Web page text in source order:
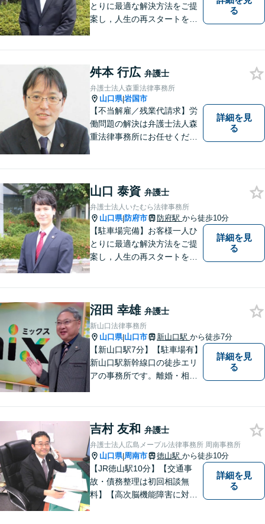
とりに最適な解決方法をご提
案し，人生の再スタートをお
無料】お気軽にご相談くださ
い。
る
舛本 行広 弁護士
弁護士法人森重法律事務所
山口県|岩国市
【不当解雇／残業代請求】労
働問題の解決は弁護士法人森
重法律事務所にお任せくださ
詳細を見
る
山口 泰資 弁護士
弁護士法人いたむら法律事務所
山口県|防府市 防府駅 から徒歩10分
【駐車場完備】お客様一人ひ
とりに最適な解決方法をご提
案し，人生の再スタートをお
無料】お気軽にご相談くださ
い。
詳細を見
る
沼田 幸雄 弁護士
新山口法律事務所
山口県|山口市 新山口駅 から徒歩7分
【新山口駅7分】【駐車場有】
新山口駅新幹線口の徒歩エリ
アの事務所です。離婚・相続
になることがあれば、おたず
ねください。
詳細を見
る
吉村 友和 弁護士
弁護士法人広島メープル法律事務所 周南事務所
山口県|周南市 徳山駅 から徒歩10分
【JR徳山駅10分】【交通事
故・債務整理は初回相談無
料】【高次脳機能障害に対応
詳細を見
る